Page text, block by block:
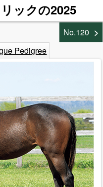
ックの2025
No.120
Pedigree